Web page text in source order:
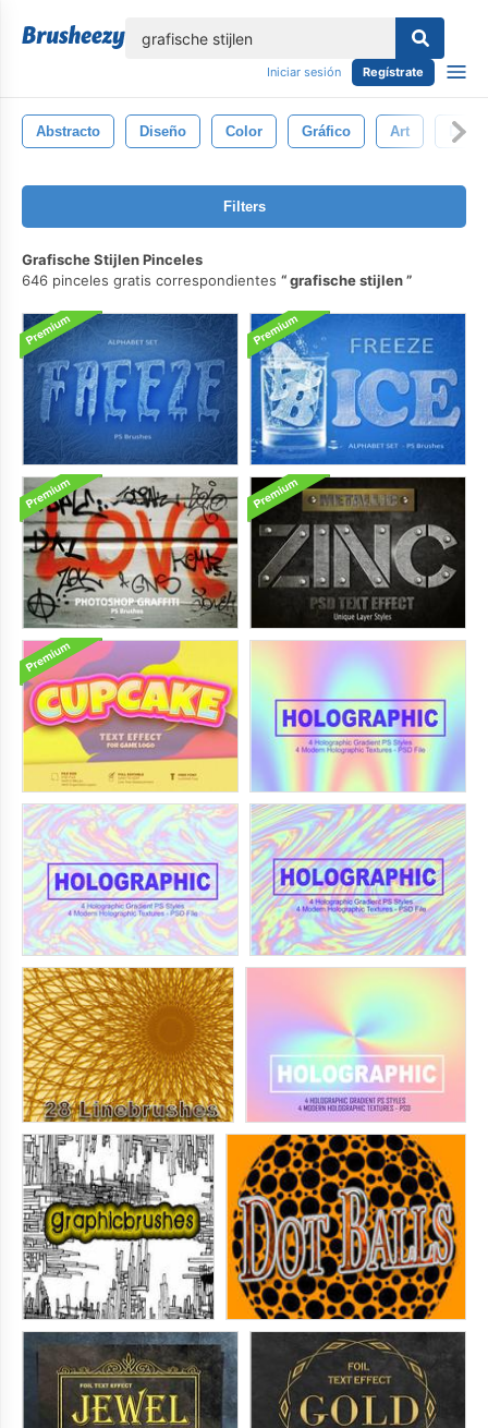
Iniciar sesión Regístrate
Abstracto Diseño Color Gráfico Art
Filters
Grafische Stijlen Pinceles
646 pinceles gratis correspondientes
grafische stijlen